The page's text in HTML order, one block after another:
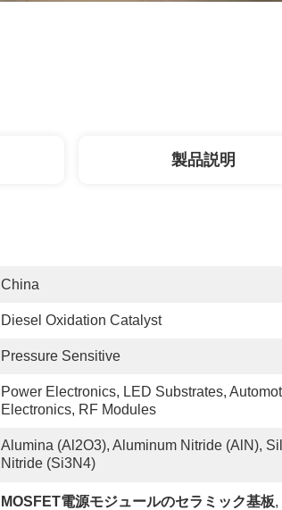
製品説明
China
Diesel Oxidation Catalyst
Pressure Sensitive
Power Electronics, LED Substrates,
Electronics, RF Modules
Alumina (Al2O3), Aluminum Nitride (AlN),
Nitride (Si3N4)
MOSFET電源モジュールのセラミック基板,